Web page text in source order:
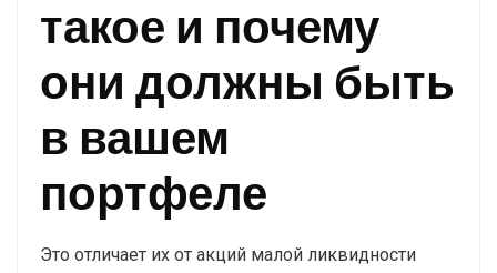
такое и почему
они должны быть
в вашем
портфеле
Это отличает их от акций малой ликвидности